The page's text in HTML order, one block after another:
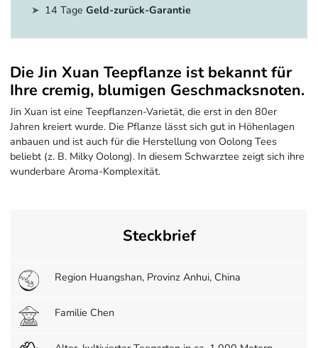
14 Tage Geld-zurück-Garantie
Die Jin Xuan Teepflanze ist bekannt für
Ihre cremig, blumigen Geschmacksnoten.
Jin Xuan ist eine Teepflanzen-Varietät, die erst in den 80er
Jahren kreiert wurde. Die Pflanze lässt sich gut in Höhenlagen
anbauen und ist auch für die Herstellung von Oolong Tees
beliebt (z. B. Milky Oolong). In diesem Schwarztee zeigt sich ihre
wunderbare Aroma-Komplexität.
Steckbrief
Region Huangshan, Provinz Anhui, China
Familie Chen